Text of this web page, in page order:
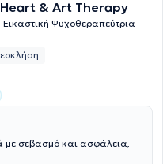
ατομική εποπτεία καθώς
ενώ παρακολουθεί και
την ψυχική υγεία.
& Art Therapy
Ψυχοθεραπεύτρια
με σεβασμό και ασφάλεια,